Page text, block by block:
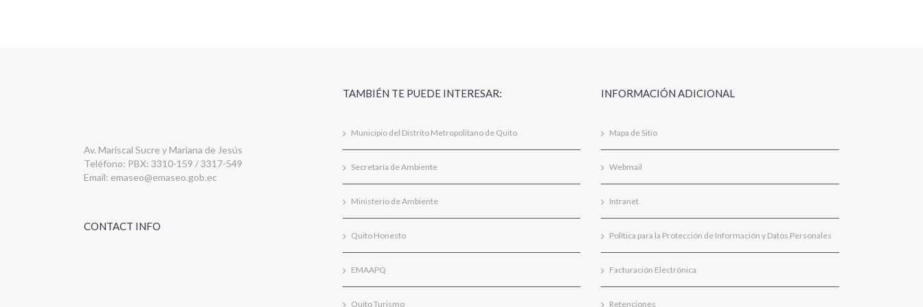
Av. Mariscal Sucre y Mariana de Jesús
Teléfono: PBX: 3310-159 / 3317-549
Email: emaseo@emaseo.gob.ec
CONTACT INFO
TAMBIÉN TE PUEDE INTERESAR:
Municipio del Distrito Metropolitano de Quito
Secretaría de Ambiente
Ministerio de Ambiente
Quito Honesto
EMAAPQ
Quito Turismo
INFORMACIÓN ADICIONAL
Mapa de Sitio
Webmail
Intranet
Política para la Protección de Información y Datos Personales
Facturación Electrónica
Retenciones